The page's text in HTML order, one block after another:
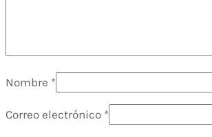
Nombre *
Correo electrónico *